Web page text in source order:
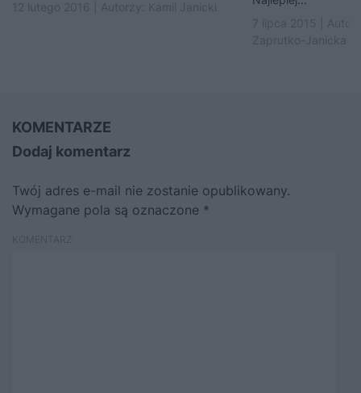
KOMENTARZE
Dodaj komentarz
Twój adres e-mail nie zostanie opublikowany.
Wymagane pola są oznaczone *